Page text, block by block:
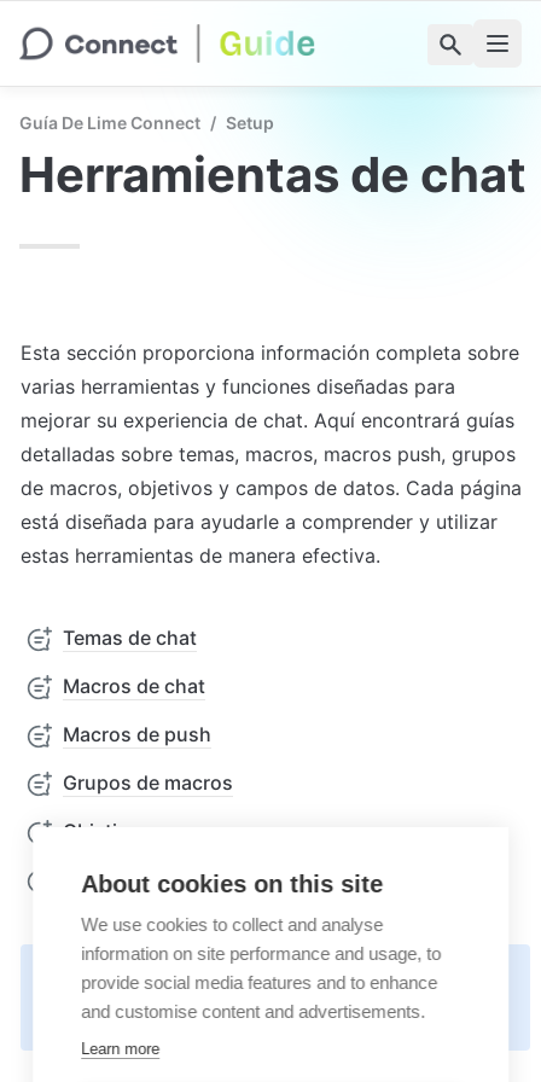
Guía De Lime Connect / Setup
Herramientas de chat
Esta sección proporciona información completa sobre
varias herramientas y funciones diseñadas para
mejorar su experiencia de chat. Aquí encontrará guías
detalladas sobre temas, macros, macros push, grupos
de macros, objetivos y campos de datos. Cada página
está diseñada para ayudarle a comprender y utilizar
estas herramientas de manera efectiva.
Temas de chat
Macros de chat
Macros de push
Grupos de macros
Objetivos
Campos de datos
https://docs.userlike.com/setup/chat-tools
About cookies on this site
We use cookies to collect and analyse
information on site performance and usage, to
provide social media features and to enhance
and customise content and advertisements.
Learn more